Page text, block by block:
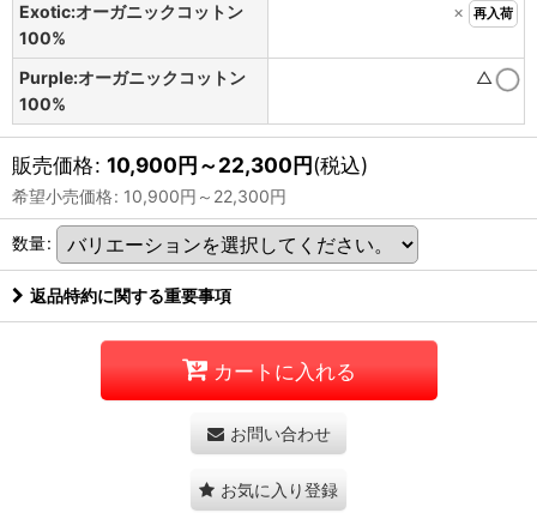
Exotic:オーガニックコットン
100%
× 再入荷
Purple:オーガニックコットン
100%
△
販売価格: 10,900円～22,300円(税込)
希望小売価格: 10,900円 ～22,300円
数量:
返品特約に関する重要事項
カートに入れる
お問い合わせ
お気に入り登録